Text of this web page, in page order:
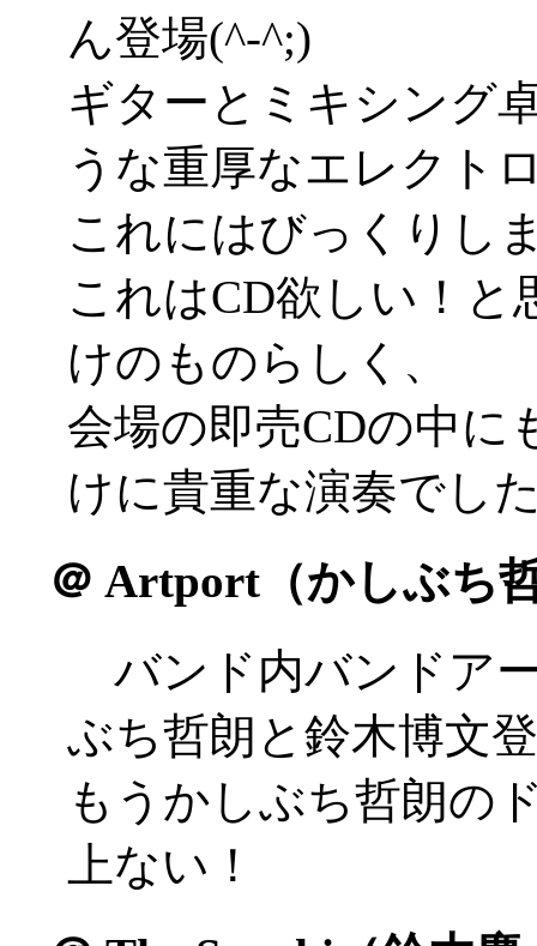
ん登場(^-^;)
ギターとミキシング
うな重厚なエレクト
これにはびっくりし
これはCD欲しい！
けのものらしく、
会場の即売CDの中に
けに貴重な演奏でし
＠ Artport（かしぶち
バンド内バンドア
ぶち哲朗と鈴木博文
もうかしぶち哲朗の
上ない！